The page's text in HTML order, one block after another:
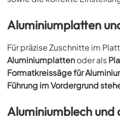
Aluminiumplatten
Für präzise Zuschnitte im
Aluminiumplattenoder als
Formatkreissäge für
Führung im Vordergrund
Aluminiumblech und